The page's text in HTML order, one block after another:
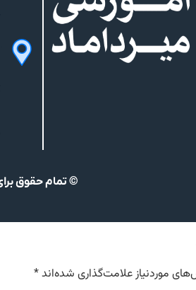
© تمام حقوق
موردنیاز علامت‌گذاری شده‌اند*